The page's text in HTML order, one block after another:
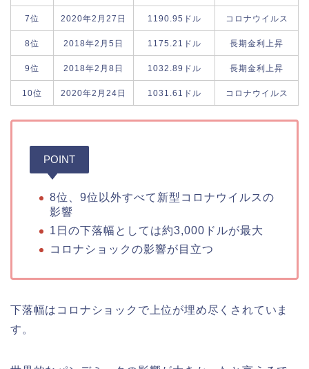
7位 2020年2月27日 1190.95ドル コロナウイルス
8位 2018年2月5日 1175.21ドル 長期金利上昇
9位 2018年2月8日 1032.89ドル 長期金利上昇
10位 2020年2月24日 1031.61ドル コロナウイルス
POINT
8位、9位以外すべて新型コロナウイルスの
影響
1日の下落幅としては約3,000ドルが最大
コロナショックの影響が目立つ
下落幅はコロナショックで上位が埋め尽くされていま
す。